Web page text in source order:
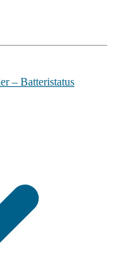
– Batteristatus